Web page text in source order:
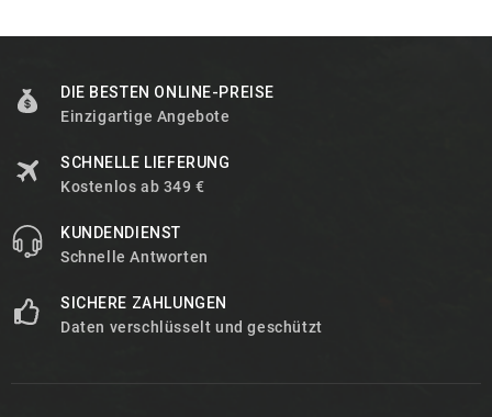
DIE BESTEN ONLINE-PREISE
Einzigartige Angebote
SCHNELLE LIEFERUNG
Kostenlos ab 349 €
KUNDENDIENST
Schnelle Antworten
SICHERE ZAHLUNGEN
Daten verschlüsselt und geschützt